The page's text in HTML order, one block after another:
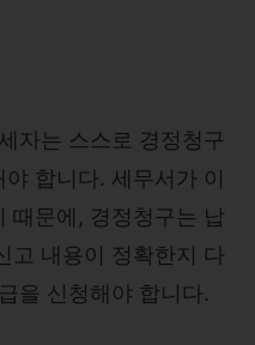
자는 스스로 경정청구
합니다. 세무서가 이
때문에, 경정청구는 납
고 내용이 정확한지 다
을 신청해야 합니다.